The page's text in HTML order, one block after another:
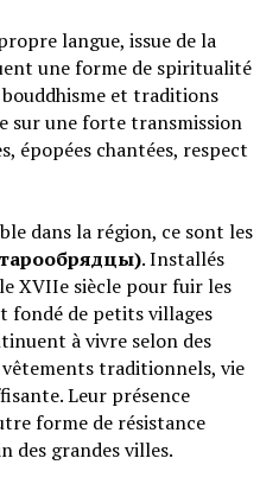
langue, issue de la
une forme de spiritualité
et traditions
sur une forte transmission
épopées chantées, respect
dans la région, ce sont les
. Installés
XVIIe siècle pour fuir les
fondé de petits villages
à vivre selon des
traditionnels, vie
Leur présence
forme de résistance
des grandes villes.